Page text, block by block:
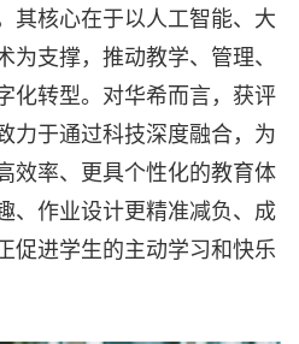
其核心在于以人工智能、大
支撑，推动教学、管理、
化转型。对华希而言，获评
力于通过科技深度融合，为
效率、更具个性化的教育体
作业设计更精准减负、成
促进学生的主动学习和快乐